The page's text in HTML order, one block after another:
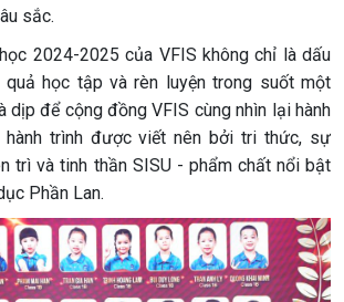
sắc.
2024-2025 của VFIS không chỉ là dấu
quả học tập và rèn luyện trong suốt một
dịp để cộng đồng VFIS cùng nhìn lại hành
hành trình được viết nên bởi tri thức, sự
trì và tinh thần SISU - phẩm chất nổi bật
Phần Lan.